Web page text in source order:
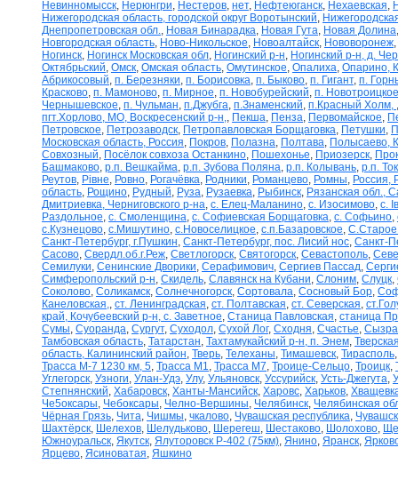
Невинномысск, Нерюнгри, Нестеров, нет, Нефтеюганск, Нехаевская,
Нижегородская область, городской округ Воротынский,
Днепропетровская обл., Новая Бинарадка, Новая Гута, Новая Долина
Новгородская область, Ново-Никольское, Новоалтайск, Нововоронеж,
Ногинск, Ногинск Московская обл, Ногинский р-н, Ногинский р-н, д.
Октябрьский, Омск, Омская область, Омутинское, Опалиха, Опарино,
Абрикосовый, п. Березняки, п. Борисовка, п. Быково, п. Гигант, п.
Красково, п. Мамоново, п. Мирное, п. Новобурейский, п.
Чернышевское, п. Чульман, п.Джубга, п.Знаменский, п.Красный Холм,
пгт.Хорлово, МО, Воскресенский р-н,, Пекша, Пенза, Первомайское,
Петровское, Петрозаводск, Петропавловская Борщаговка, Петушки,
Московская область, Россия, Покров, Полазна, Полтава, Полысаево,
Совхозный, Посёлок совхоза Останкино, Пошехонье, Приозерск,
Башмаково, р.п. Вешкайма, р.п. Зубова Поляна, р.п. Колывань, р.п.
Реутов, Рівне, Ровно, Рогачёвка, Родники, Романцево, Ромны, Россия,
область, Рощино, Рудный, Руза, Рузаевка, Рыбинск, Рязанская обл.,
Дмитриевка, Черниговского р-на, с. Елец-Маланино, с. Изосимово, с.
Раздольное, с. Смоленщина, с. Софиевская Борщаговка, с. Софьино,
с.Кузнецово, с.Мишутино, с.Новоселицкое, с.п.Базаровское,
Санкт-Петербург, г.Пушкин, Санкт-Петербург, пос. Лисий нос, Санкт-
Сасово, Свердл.об.г.Реж, Светлогорск, Святогорск, Севастополь,
Семилуки, Сенинские Дворики, Серафимович, Сергиев Пассад,
Симферопольский р-н, Скидель, Славянск на Кубани, Слоним, Слуцк,
Соколово, Соликамск, Солнечногорск, Сортовала, Сосновый Бор,
Канеловская,, ст. Ленинградская, ст. Полтавская, ст. Северская,
край, Кочубеевский р-н, с. Заветное, Станица Павловская, станица
Сумы, Суоранда, Сургут, Суходол, Сухой Лог, Сходня, Счастье,
Тамбовская область, Татарстан, Тахтамукайский р-н, п. Энем,
область, Калининский район, Тверь, Телеханы, Тимашевск, Тирасполь
Трасса М-7 1230 км, 5, Трасса М1, Трасса М7, Троице-Сельцо, Троицк,
Углегорск, Узноги, Улан-Удэ, Улу, Ульяновск, Уссурийск, Усть-Джегута,
Степнянский, Хабаровск, Ханты-Мансийск, Харовс, Харьков,
Че5оксары, Чебоксары, Челно-Вершины, Челябинск, Челябинская
Чёрная Грязь, Чита, Чишмы, чкалово, Чувашская республика,
Шахтёрск, Шелехов, Шелудьково, Шерегеш, Шестаково, Шолохово,
Южноуральск, Якутск, Ялуторовск Р-402 (75км), Янино, Яранск,
Ярцево, Ясиноватая, Яшкино